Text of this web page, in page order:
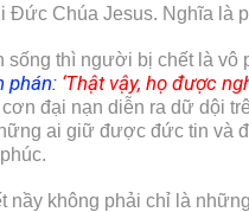
Đức Chúa Jesus. Nghĩa là
thì người bị chết là vô
phán: ‘Thật vậy, họ được
đại nạn diễn ra dữ dội
ai giữ được đức tin và
nầy không phải chỉ là